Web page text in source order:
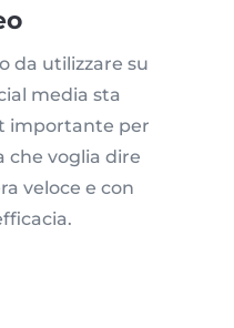
da utilizzare su
media sta
importante per
che voglia dire
veloce e con